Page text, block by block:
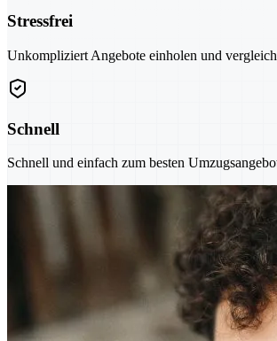
Stressfrei
Unkompliziert Angebote einholen und
Schnell
Schnell und einfach zum besten